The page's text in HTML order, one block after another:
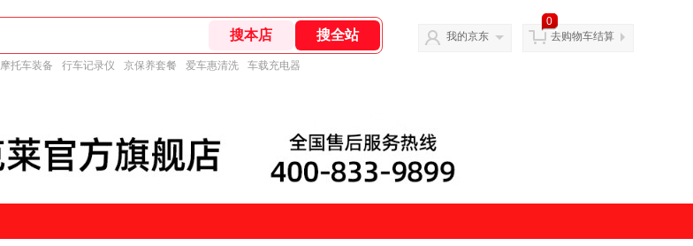
摩托车装备 行车记录仪 京保养套餐 爱车惠清洗 车载充电器
我的京东
0
去购物车结算